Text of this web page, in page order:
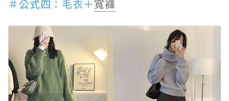
＃公式四：毛衣＋寬褲